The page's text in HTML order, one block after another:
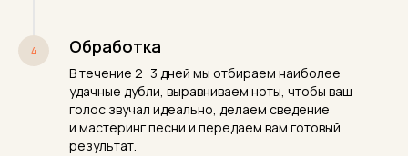
Обработка
В течение 2−3 дней мы отбираем наиболее
удачные дубли, выравниваем ноты, чтобы ваш
голос звучал идеально, делаем сведение
и мастеринг песни и передаем вам готовый
результат.